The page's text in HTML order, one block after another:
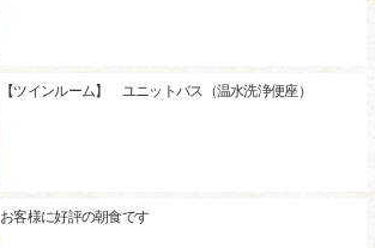
【ツインルーム】 ユニットバス（温水洗浄便座）
お客様に好評の朝食です